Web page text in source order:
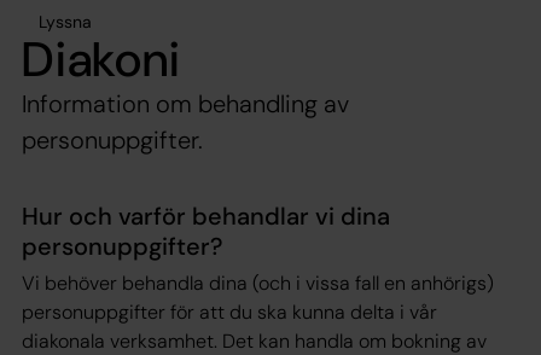
Lyssna
Diakoni
Information om behandling av
personuppgifter.
Hur och varför behandlar vi dina
personuppgifter?
Vi behöver behandla dina (och i vissa fall en anhörigs)
personuppgifter för att du ska kunna delta i vår
diakonala verksamhet. Det kan handla om bokning av